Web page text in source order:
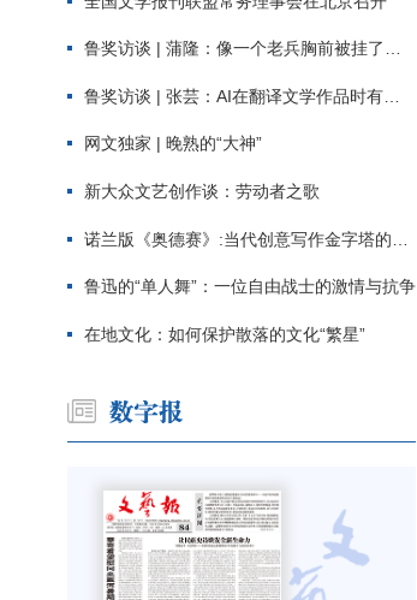
鲁奖访谈 | 蒲隆：像一个老兵胸前被挂了一枚“红色英勇勋章”
鲁奖访谈 | 张芸：AI在翻译文学作品时有明显局限
网文独家 | 晚熟的“大神”
新大众文艺创作谈：劳动者之歌
诺兰版《奥德赛》:当代创意写作金字塔的宏伟与平庸
鲁迅的“单人舞”：一位自由战士的激情与抗争
在地文化：如何保护散落的文化“繁星”